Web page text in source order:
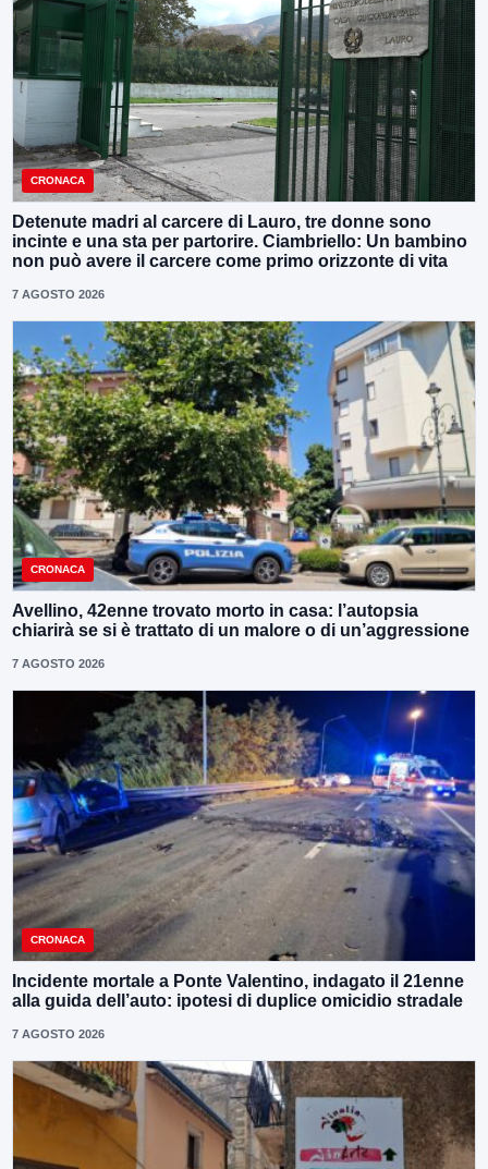
CRONACA
Detenute madri al carcere di Lauro, tre donne sono
incinte e una sta per partorire. Ciambriello: Un bambino
non può avere il carcere come primo orizzonte di vita
7 AGOSTO 2026
CRONACA
Avellino, 42enne trovato morto in casa: l’autopsia
chiarirà se si è trattato di un malore o di un’aggressione
7 AGOSTO 2026
CRONACA
Incidente mortale a Ponte Valentino, indagato il 21enne
alla guida dell’auto: ipotesi di duplice omicidio stradale
7 AGOSTO 2026